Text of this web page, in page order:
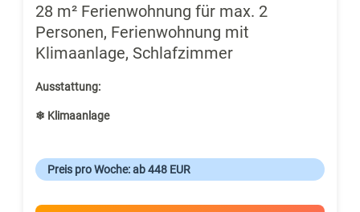
28 m² Ferienwohnung für max. 2
Personen, Ferienwohnung mit
Klimaanlage, Schlafzimmer
Ausstattung:
❄ Klimaanlage
Preis pro Woche: ab 448 EUR